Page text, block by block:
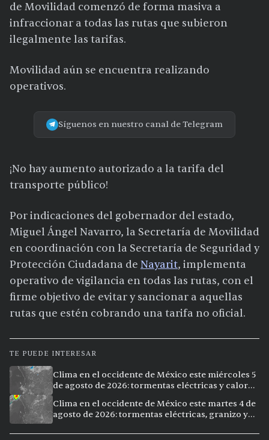
de Movilidad comenzó de forma masiva a
infraccionar a todas las rutas que subieron
ilegalmente las tarifas.
Movilidad aún se encuentra realizando
operativos.
Síguenos en nuestro canal de Telegram
¡No hay aumento autorizado a la tarifa del
transporte público!
Por indicaciones del gobernador del estado,
Miguel Ángel Navarro, la Secretaría de Movilidad
en coordinación con la Secretaría de Seguridad y
Protección Ciudadana de Nayarit, implementa
operativo de vigilancia en todas las rutas, con el
firme objetivo de evitar y sancionar a aquellas
rutas que estén cobrando una tarifa no oficial.
TE PUEDE INTERESAR
Clima en el occidente de México este miércoles 5
de agosto de 2026: tormentas eléctricas y calor
Clima en el occidente de México este martes 4 de
agosto de 2026: tormentas eléctricas, granizo y